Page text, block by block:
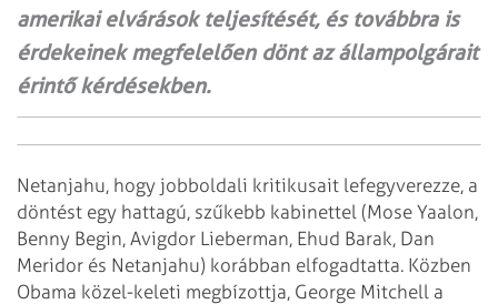
amerikai elvárások teljesítését, és továbbra is
érdekeinek megfelelően dönt az állampolgárait
érintő kérdésekben.
Netanjahu, hogy jobboldali kritikusait lefegyverezze, a
döntést egy hattagú, szűkebb kabinettel (Mose Yaalon,
Benny Begin, Avigdor Lieberman, Ehud Barak, Dan
Meridor és Netanjahu) korábban elfogadtatta. Közben
Obama közel-keleti megbízottja, George Mitchell a